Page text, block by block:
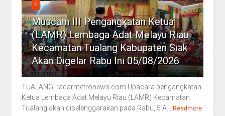
5
Muscam III Pengangkatan Ketua
(LAMR) Lembaga Adat Melayu Riau
Kecamatan Tualang Kabupaten Siak
Akan Digelar Rabu Ini 05/08/2026
TUALANG, radarmetronews.com Upacara pengangkatan
Ketua Lembaga Adat Melayu Riau (LAMR) Kecamatan
Tualang akan diselenggarakan pada Rabu, 5 A...
Readmore